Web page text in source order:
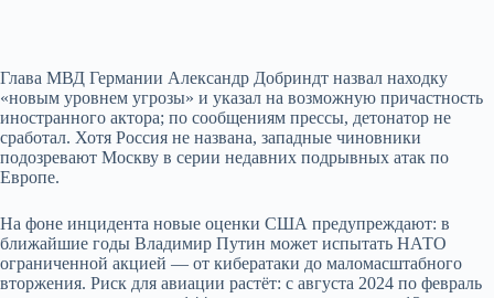
Глава МВД Германии Александр Добриндт назвал находку
«новым уровнем угрозы» и указал на возможную причастность
иностранного актора; по сообщениям прессы, детонатор не
сработал. Хотя Россия не названа, западные чиновники
подозревают Москву в серии недавних подрывных атак по
Европе.
На фоне инцидента новые оценки США предупреждают: в
ближайшие годы Владимир Путин может испытать НАТО
ограниченной акцией — от кибератаки до маломасштабного
вторжения. Риск для авиации растёт: с августа 2024 по февраль